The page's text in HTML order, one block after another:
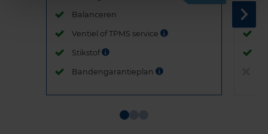
Balanceren
Ventiel of TPMS service
Stikstof
Bandengarantieplan